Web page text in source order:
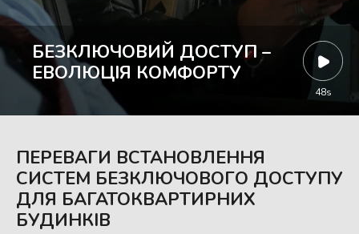
БЕЗКЛЮЧОВИЙ ДОСТУП –
ЕВОЛЮЦІЯ КОМФОРТУ
48s
ПЕРЕВАГИ ВСТАНОВЛЕННЯ
СИСТЕМ БЕЗКЛЮЧОВОГО ДОСТУПУ
ДЛЯ БАГАТОКВАРТИРНИХ
БУДИНКІВ